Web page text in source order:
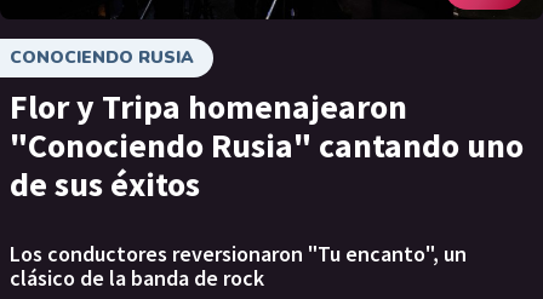
CONOCIENDO RUSIA
Flor y Tripa homenajearon
"Conociendo Rusia" cantando uno
de sus éxitos
Los conductores reversionaron "Tu encanto", un
clásico de la banda de rock